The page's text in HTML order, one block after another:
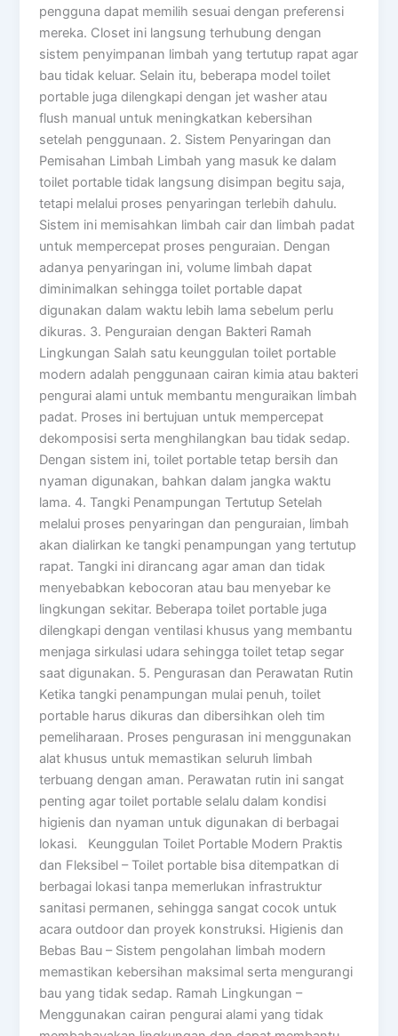
pengguna dapat memilih sesuai dengan preferensi
mereka. Closet ini langsung terhubung dengan
sistem penyimpanan limbah yang tertutup rapat agar
bau tidak keluar. Selain itu, beberapa model toilet
portable juga dilengkapi dengan jet washer atau
flush manual untuk meningkatkan kebersihan
setelah penggunaan. 2. Sistem Penyaringan dan
Pemisahan Limbah Limbah yang masuk ke dalam
toilet portable tidak langsung disimpan begitu saja,
tetapi melalui proses penyaringan terlebih dahulu.
Sistem ini memisahkan limbah cair dan limbah padat
untuk mempercepat proses penguraian. Dengan
adanya penyaringan ini, volume limbah dapat
diminimalkan sehingga toilet portable dapat
digunakan dalam waktu lebih lama sebelum perlu
dikuras. 3. Penguraian dengan Bakteri Ramah
Lingkungan Salah satu keunggulan toilet portable
modern adalah penggunaan cairan kimia atau bakteri
pengurai alami untuk membantu menguraikan limbah
padat. Proses ini bertujuan untuk mempercepat
dekomposisi serta menghilangkan bau tidak sedap.
Dengan sistem ini, toilet portable tetap bersih dan
nyaman digunakan, bahkan dalam jangka waktu
lama. 4. Tangki Penampungan Tertutup Setelah
melalui proses penyaringan dan penguraian, limbah
akan dialirkan ke tangki penampungan yang tertutup
rapat. Tangki ini dirancang agar aman dan tidak
menyebabkan kebocoran atau bau menyebar ke
lingkungan sekitar. Beberapa toilet portable juga
dilengkapi dengan ventilasi khusus yang membantu
menjaga sirkulasi udara sehingga toilet tetap segar
saat digunakan. 5. Pengurasan dan Perawatan Rutin
Ketika tangki penampungan mulai penuh, toilet
portable harus dikuras dan dibersihkan oleh tim
pemeliharaan. Proses pengurasan ini menggunakan
alat khusus untuk memastikan seluruh limbah
terbuang dengan aman. Perawatan rutin ini sangat
penting agar toilet portable selalu dalam kondisi
higienis dan nyaman untuk digunakan di berbagai
lokasi. Keunggulan Toilet Portable Modern Praktis
dan Fleksibel – Toilet portable bisa ditempatkan di
berbagai lokasi tanpa memerlukan infrastruktur
sanitasi permanen, sehingga sangat cocok untuk
acara outdoor dan proyek konstruksi. Higienis dan
Bebas Bau – Sistem pengolahan limbah modern
memastikan kebersihan maksimal serta mengurangi
bau yang tidak sedap. Ramah Lingkungan –
Menggunakan cairan pengurai alami yang tidak